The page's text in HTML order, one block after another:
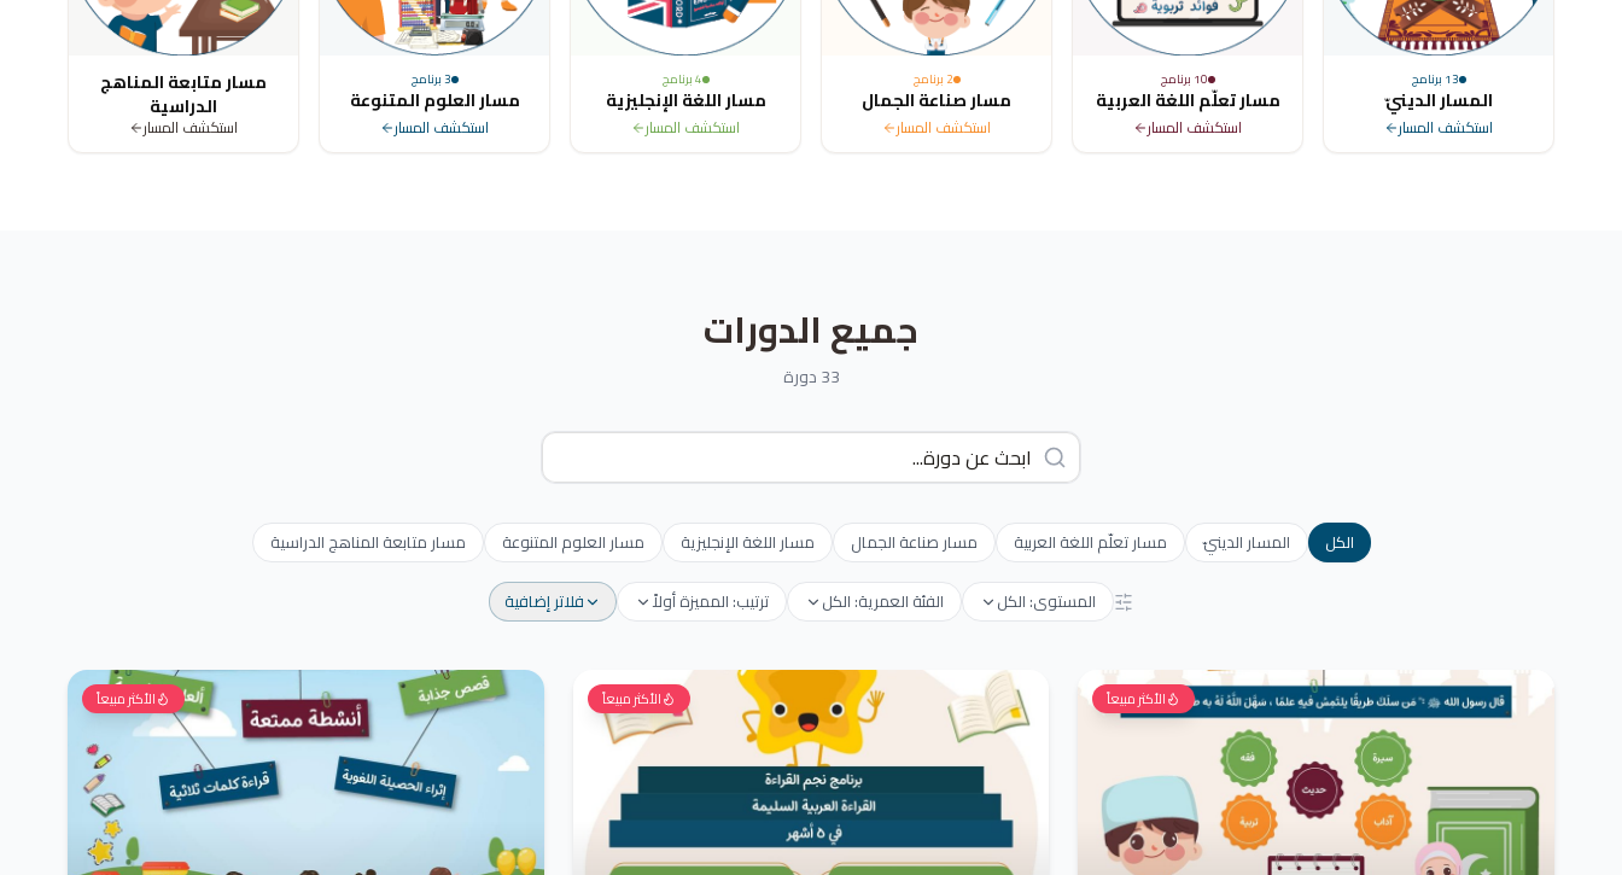
13 برنامج
المسار الدينيّ
استكشف المسار
10 برنامج
مسار تعلّم اللغة العربية
استكشف المسار
2 برنامج
مسار صناعة الجمال
استكشف المسار
4برنامج
مسار اللغة الإنجليزية
استكشف المسار
3برنامج
مسار العلوم المتنوعة
استكشف المسار
مسار متابعة المناهج
الدراسية
استكشف المسار
جميع الدورات
33 دورة
الكل المسار الدينيّ مسار تعلّم اللغة العربية مسار صناعة الجمال مسار اللغة الإنجليزية مسار العلوم المتنوعة مسار متابعة المناهج الدراسية
المستوى: الكل الفئة العمرية: الكل ترتيب: المميزة أولاً فلاتر إضافية
الأكثر مبيعاً الأكثر مبيعاً الأكثر مبيعاً